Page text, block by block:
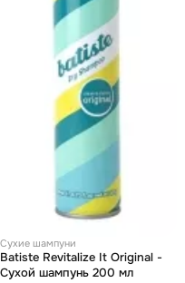
Сухие шампуни
Batiste Revitalize It Original -
Сухой шампунь 200 мл